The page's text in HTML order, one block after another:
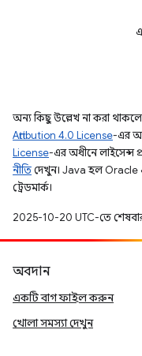
অন্য কিছু উল্লেখ না করা থাকলে,
Attribution 4.0 License-এর
License-এর অধীনে লাইসেন্স
নীতিদেখুন। Java হল Oracle
ট্রেডমার্ক।
2025-10-20 UTC-তে
অবদান
একটি বাগ ফাইল করুন
খোলা সমস্যা দেখুন